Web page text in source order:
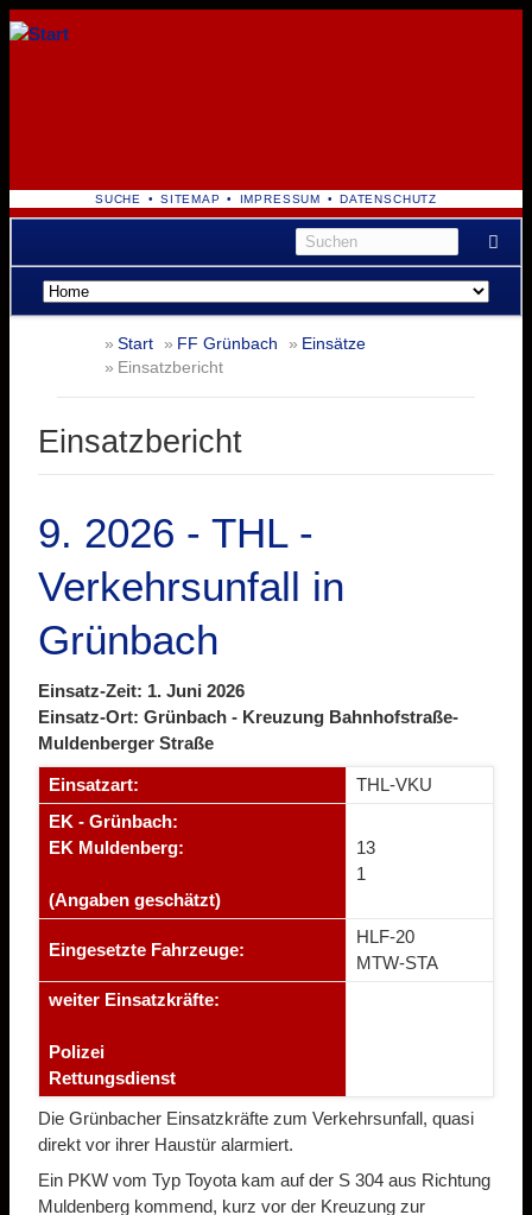
NAVIGATION
ÜBERSPRINGEN
SUCHE SITEMAP IMPRESSUM DATENSCHUTZ
Navigation
überspringen
Start FF Grünbach
Einsätze
Einsatzbericht
Einsatzbericht
9. 2026 - THL -
Verkehrsunfall in
Grünbach
Einsatz-Zeit: 1. Juni 2026
Einsatz-Ort: Grünbach - Kreuzung Bahnhofstraße-
Muldenberger Straße
Einsatzart:
THL-VKU
EK - Grünbach:
EK Muldenberg:
(Angaben geschätzt)
13
1
Eingesetzte Fahrzeuge:
HLF-20
MTW-STA
weiter Einsatzkräfte:
Polizei
Rettungsdienst
Die Grünbacher Einsatzkräfte zum Verkehrsunfall, quasi
direkt vor ihrer Haustür alarmiert.
Ein PKW vom Typ Toyota kam auf der S 304 aus Richtung
Muldenberg kommend, kurz vor der Kreuzung zur